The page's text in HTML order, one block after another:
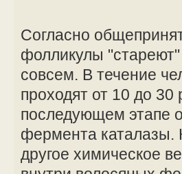
Согласно
фолликулы "стареют"
совсем. В течение
проходят от 10 до
последующем этапе
фермента каталазы.
другое химическое